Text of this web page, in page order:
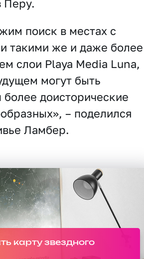
Перу.
поиск в местах с
такими же и даже более
слои Playa Media Luna,
могут быть
доисторические
– поделился
Ламбер.
карту звездного